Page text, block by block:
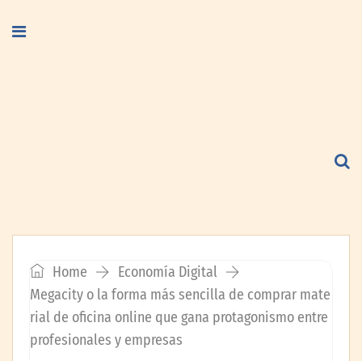
Home
Economía Digital
Megacity o la forma más sencilla de comprar mate
rial de oficina online que gana protagonismo entre
profesionales y empresas